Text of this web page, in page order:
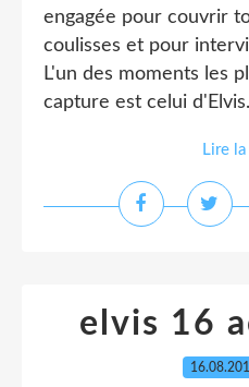
engagée pour couvrir
coulisses et pour
L'un des moments les
capture est celui
Lire
elvis 16